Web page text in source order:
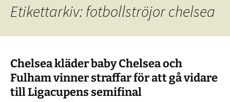
Etikettarkiv: fotbollströjor chelsea
Chelsea kläder baby Chelsea och
Fulham vinner straffar för att gå vidare
till Ligacupens semifinal